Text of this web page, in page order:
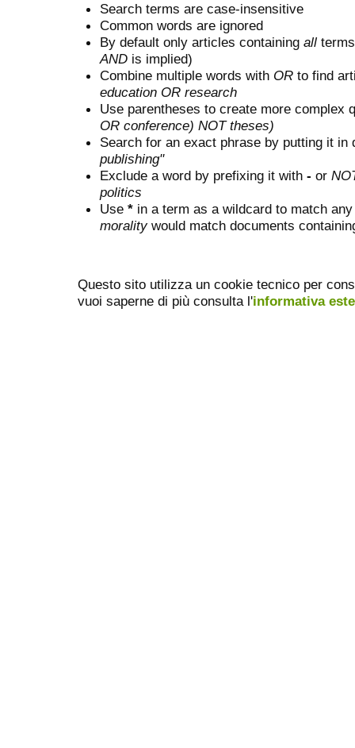
Search terms are case-insensitive
Common words are ignored
By default only articles containing all
AND is implied)
Combine multiple words with OR to find
education OR research
Use parentheses to create more complex
OR conference) NOT theses)
Search for an exact phrase by putting it
publishing"
Exclude a word by prefixing it with - or
politics
Use * in a term as a wildcard to match
moralitywould match documents
Questo sito utilizza un cookie tecnico per
vuoi saperne di più consulta l'informativa